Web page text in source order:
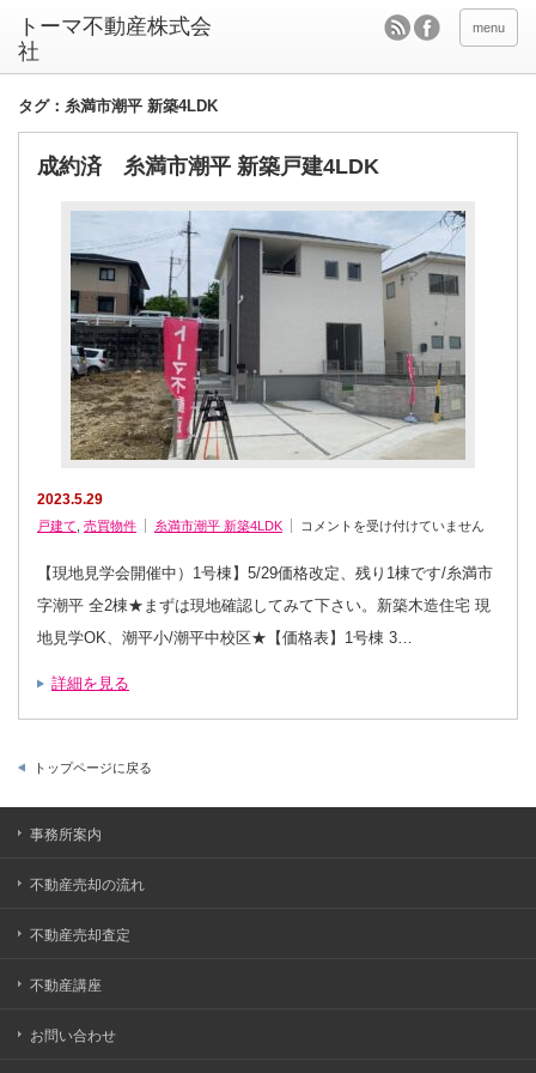
menu
タグ：糸満市潮平 新築4LDK
成約済 糸満市潮平 新築戸建4LDK
2023.5.29
戸建て, 売買物件 糸満市潮平 新築4LDK
成
糸
満
市
潮
新
コメントを受け付けていません
【現地見学会開催中）1号棟】5/29価格改定、残り1棟です/糸満市
字潮平 全2棟★まずは現地確認してみて下さい。新築木造住宅 現
地見学OK、潮平小/潮平中校区★【価格表】1号棟 3…
詳細を見る
トップページに戻る
事務所案内
不動産売却の流れ
不動産売却査定
不動産講座
お問い合わせ